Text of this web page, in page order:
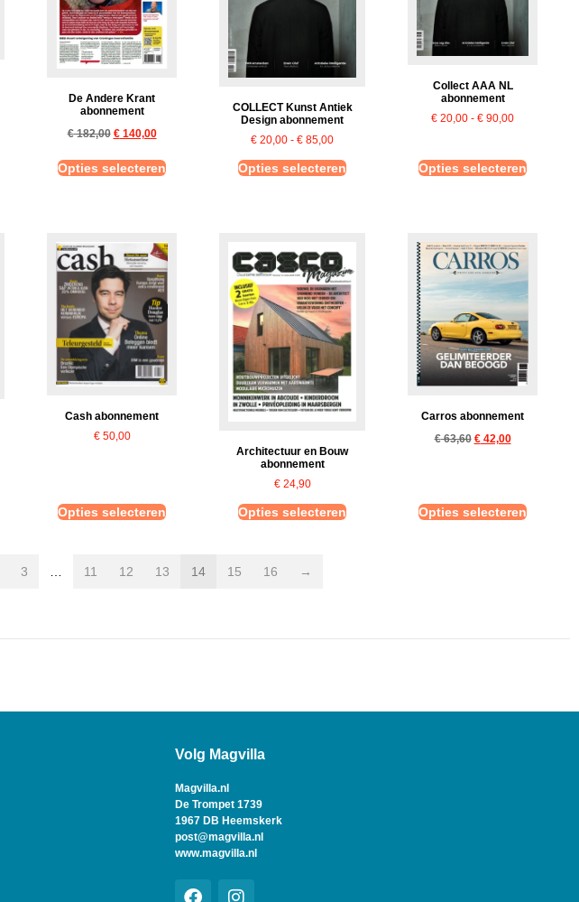
De Andere Krant
abonnement
€182,00 €140,00
Opties selecteren
COLLECT Kunst Antiek
Design abonnement
€ 20,00 - € 85,00
Opties selecteren
Collect AAA NL
abonnement
€ 20,00 - € 90,00
Opties selecteren
Cash abonnement
€50,00
Opties selecteren
Architectuur en Bouw
abonnement
€24,90
Opties selecteren
Carros abonnement
€63,60 €42,00
Opties selecteren
3 11 12 13 14 15 16 →
Volg Magvilla
Magvilla.nl
De Trompet 1739
1967 DB Heemskerk
post@magvilla.nl
www.magvilla.nl